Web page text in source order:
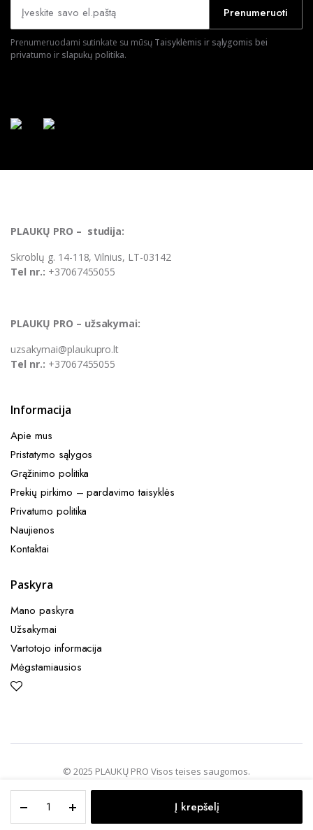
HAIR
Imperiale
Į krepšelį
Prenumeruoti
Prenumeruodami sutinkate su mūsų Taisyklėmis ir sąlygomis bei
privatumo ir slapukų politika.
PLAUKŲ PRO – studija:
Skroblų g. 14-118, Vilnius, LT-03142
Tel nr.: +37067455055
PLAUKŲ PRO – užsakymai:
uzsakymai@plaukupro.lt
Tel nr.: +37067455055
Informacija
Apie mus
Pristatymo sąlygos
Grąžinimo politika
Prekių pirkimo – pardavimo taisyklės​
Privatumo politika
Naujienos
Kontaktai
Paskyra
Mano paskyra
Užsakymai
Vartotojo informacija
Mėgstamiausios
© 2025 PLAUKŲ PRO Visos teises saugomos.
PAGRINDINIS PAIEŠKA MĖGSTAMOS PASKYRA MENIU